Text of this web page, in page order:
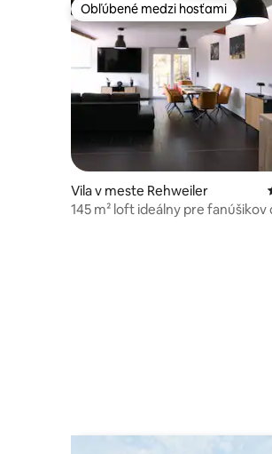
Obľúbené medzi hosťami
Obľúbené medzi hosťami
Vila v meste Rehweiler
145 m² loft ideálny pre fanúšikov